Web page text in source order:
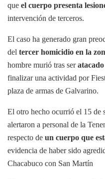
que el cuerpo presenta
intervención de terceros.
El caso ha generado gran
del tercer homicidio en la
hombre murió tras ser
finalizar una actividad por
plaza de armas de Galvarino.
El otro hecho ocurrió el 15 de
alertaron a personal de la
respecto de un cuerpo que
evidencia de haber sido
Chacabuco con San Martín